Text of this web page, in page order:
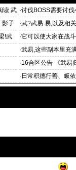
读 武 ·讨伐BOSS需要讨伐
影子
·武?武易 易,以及相
!武
·它可以使大家在战
·武易,这些副本里充
·16合区公告 《武易
· 日常积德行善、皈